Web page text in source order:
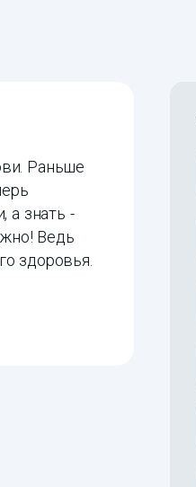
Раньше
а знать -
Ведь
здоровья.